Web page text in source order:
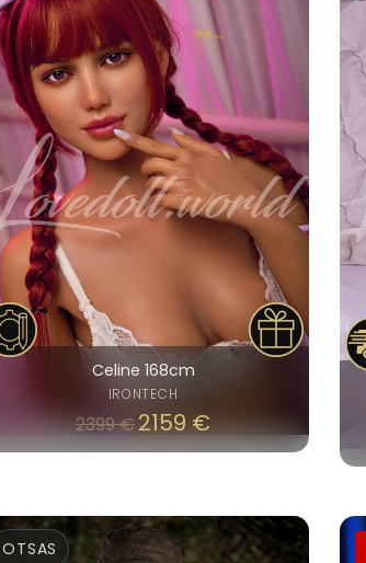
Celine 168cm
IRONTECH
2399€2159€
OTSAS